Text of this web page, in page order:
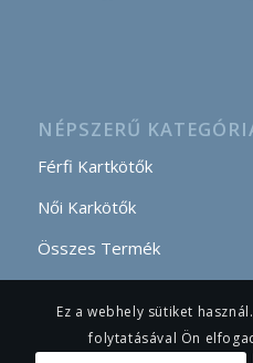
NÉPSZERŰ
Férfi Kartkötők
Női Karkötők
Összes Termék
Ez a webhely sütiket
folytatásával Ön